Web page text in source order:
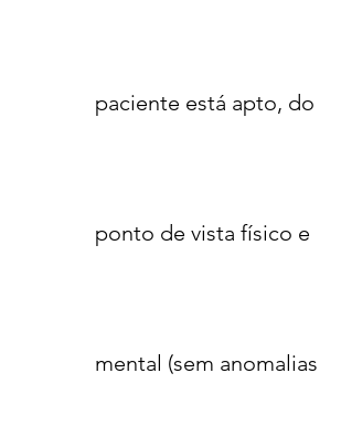
paciente está apto, do
ponto de vista físico e
mental (sem anomalias